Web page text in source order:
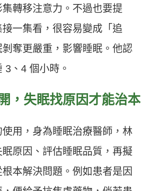
轉移注意力。不過也要提
一集看，很容易變成「追
奪更嚴重，影響睡眠。他認
3、4 個小時。
，失眠找原因才能治本
用，身為睡眠治療醫師，林
原因、評估睡眠品質，再擬
本解決問題。例如患者是因